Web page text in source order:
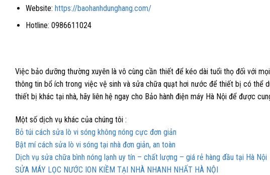
Website: https://baohanhdunghang.com/
Hotline: 0986611024
Việc bảo dưỡng thường xuyên là vô cùng cần thiết để kéo dài tuổi thọ đối với
thông tin bổ ích trong việc vệ sinh và sửa chữa quạt hơi nước để thiết bị có thể
thiết bị khác tại nhà, hãy liên hệ ngay cho Bảo hành điện máy Hà Nội để được
Một số dịch vụ khác của chúng tôi :
Bỏ túi cách sửa lò vi sóng không nóng cực đơn giản
Bật mí cách sửa lò vi sóng tại nhà đơn giản, an toàn
Dịch vụ sửa chữa bình nóng lạnh uy tín – chất lượng – giá rẻ hàng đầu tại Hà Nội
SỬA MÁY LỌC NƯỚC ION KIỀM TẠI NHÀ NHANH NHẤT HÀ NỘI